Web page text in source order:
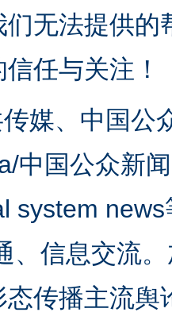
无法提供
任与关注！
媒、中国公
中国公众新
system
、信息交流
传播主流